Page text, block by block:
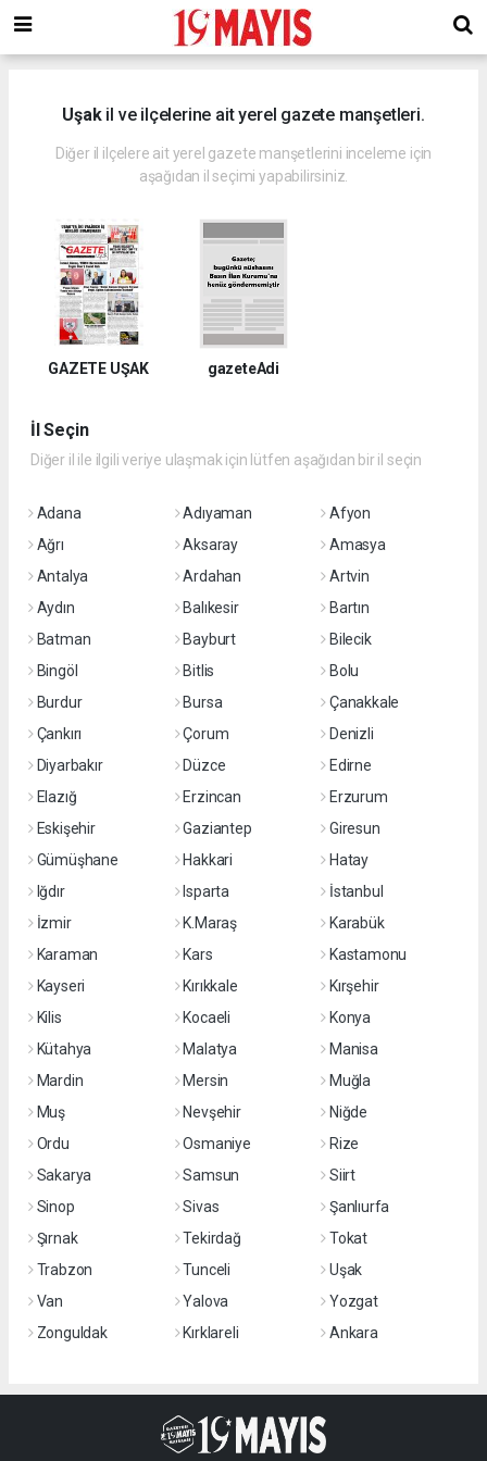
bonusu
veren
Uşakil ve ilçelerine ait yerel gazete manşetleri.
Diğer il ilçelere ait yerel gazete manşetlerini inceleme için
aşağıdan il seçimi yapabilirsiniz.
GAZETE UŞAK gazeteAdi
İl Seçin
Diğer il ile ilgili veriye ulaşmak için lütfen aşağıdan bir il seçin
Adana Adıyaman
Afyon
Ağrı
Aksaray
Amasya
Antalya
Ardahan
Artvin
Aydın
Balıkesir
Bartın
Batman
Bayburt
Bilecik
Bingöl
Bitlis
Bolu
Burdur
Bursa
Çanakkale
Çankırı
Çorum
Denizli
Diyarbakır
Düzce
Edirne
Elazığ
Erzincan
Erzurum
Eskişehir
Gaziantep
Giresun
Gümüşhane
Hakkari
Hatay
Iğdır
Isparta
İstanbul
İzmir
K.Maraş
Karabük
Karaman
Kars
Kastamonu
Kayseri
Kırıkkale
Kırşehir
Kilis
Kocaeli
Konya
Kütahya
Malatya
Manisa
Mardin
Mersin
Muğla
Muş
Nevşehir
Niğde
Ordu
Osmaniye
Rize
Sakarya
Samsun
Siirt
Sinop
Sivas
Şanlıurfa
Şırnak
Tekirdağ
Tokat
Trabzon
Tunceli
Uşak
Van
Yalova
Yozgat
Zonguldak
Kırklareli Ankara